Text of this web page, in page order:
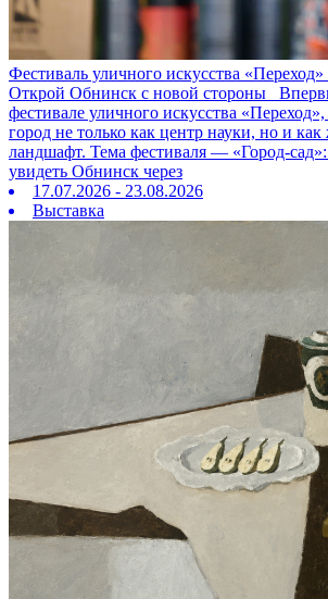
Фестиваль уличного искусства
Открой Обнинск с новой стороны
фестивале уличного искусства
город не только как центр науки, но и
ландшафт. Тема фестиваля —
увидеть Обнинск через
17.07.2026 - 23.08.2026
Выставка